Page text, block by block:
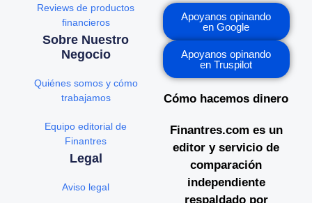
Apoyanos opinando
en Google
Apoyanos opinando
en Truspilot
Cómo hacemos dinero
Finantres.com es un
editor y servicio de
comparación
independiente
respaldado por
Reviews de productos
financieros
Sobre Nuestro
Negocio
Quiénes somos y cómo
trabajamos
Equipo editorial de
Finantres
Legal
Aviso legal